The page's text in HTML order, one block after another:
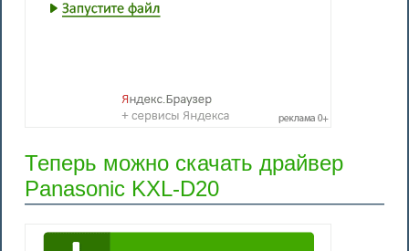
Теперь можно скачать драйвер
Panasonic KXL-D20